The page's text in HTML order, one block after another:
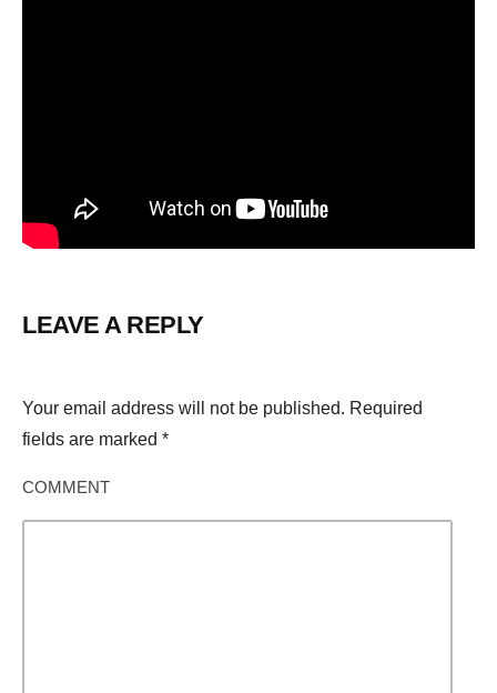
LEAVE A REPLY
Your email address will not be published. Required
fields are marked *
COMMENT